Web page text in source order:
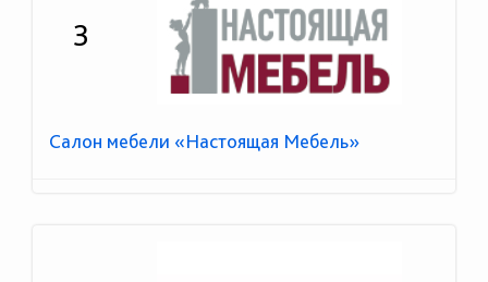
3
Салон мебели «Настоящая Мебель»